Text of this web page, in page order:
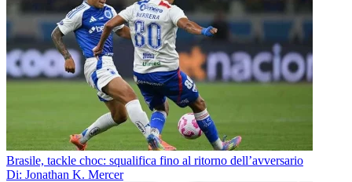
Brasile, tackle choc: squalifica fino al ritorno dell’avversario
Di: Jonathan K. Mercer